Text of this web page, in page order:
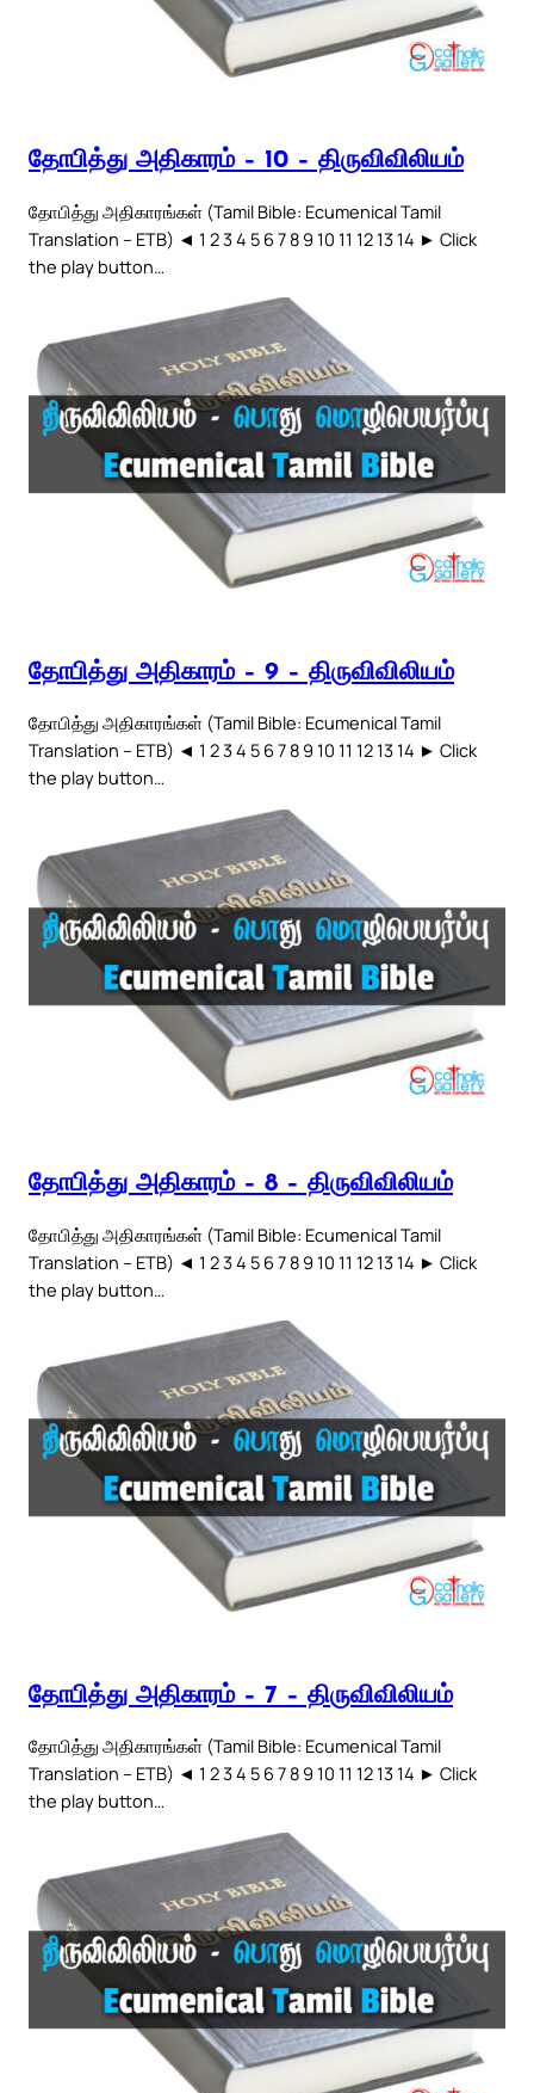
தோபித்து அதிகாரம் – 10 – திருவிவிலியம்
தோபித்து அதிகாரங்கள் (Tamil Bible: Ecumenical Tamil
Translation – ETB) ◄ 1 2 3 4 5 6 7 8 9 10 11 12 13 14 ► Click
the play button…
தோபித்து அதிகாரம் – 9 – திருவிவிலியம்
தோபித்து அதிகாரங்கள் (Tamil Bible: Ecumenical Tamil
Translation – ETB) ◄ 1 2 3 4 5 6 7 8 9 10 11 12 13 14 ► Click
the play button…
தோபித்து அதிகாரம் – 8 – திருவிவிலியம்
தோபித்து அதிகாரங்கள் (Tamil Bible: Ecumenical Tamil
Translation – ETB) ◄ 1 2 3 4 5 6 7 8 9 10 11 12 13 14 ► Click
the play button…
தோபித்து அதிகாரம் – 7 – திருவிவிலியம்
தோபித்து அதிகாரங்கள் (Tamil Bible: Ecumenical Tamil
Translation – ETB) ◄ 1 2 3 4 5 6 7 8 9 10 11 12 13 14 ► Click
the play button…